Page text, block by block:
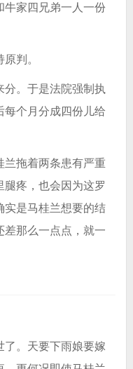
牛家四兄弟一人一份
判。
。于是法院强制执
每个月分成四份儿给
兰拖着两条患有严重
疼，也会因为这罗
实是马桂兰想要的结
差那么一点点，就一
了。天要下雨娘要嫁